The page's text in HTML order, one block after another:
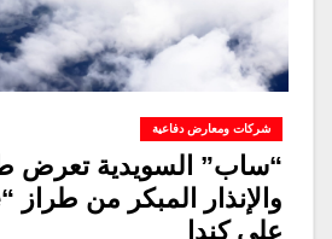
شركات ومعارض دفاعية
“ساب” السويدية تعرض
على كندا